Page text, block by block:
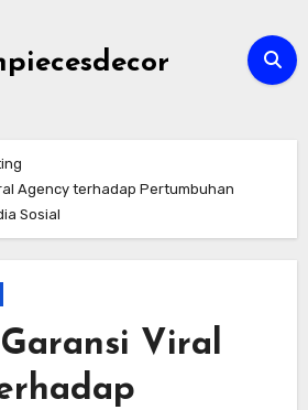
Agency terhadap Pertumbuhan
Sosial
Viral